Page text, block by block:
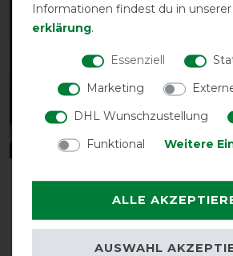
Bestseller
-13%
für T-Verschlüsse -
23,95
Informationen findest du in unserer
erklärung.
Essenziell
Marketing
DHL Wunschzustellung
Funktional
Weitere
ALLE
AUSWAHL